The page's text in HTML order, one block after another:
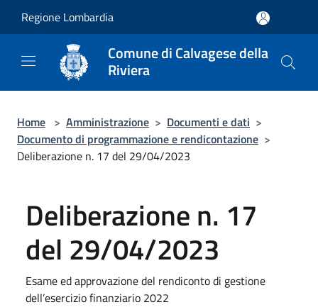
Regione Lombardia
Comune di Calvagese della
Riviera
Home > Amministrazione > Documenti e dati >
Documento di programmazione e rendicontazione >
Deliberazione n. 17 del 29/04/2023
Deliberazione n. 17
del 29/04/2023
Esame ed approvazione del rendiconto di gestione
dell’esercizio finanziario 2022